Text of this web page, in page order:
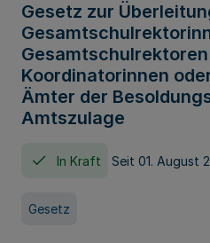
Gesetz zur
Gesamtschulrektoren
Koordinatorinnen
Ämter der
Amtszulage
In Kraft Seit 01. August
Gesetz